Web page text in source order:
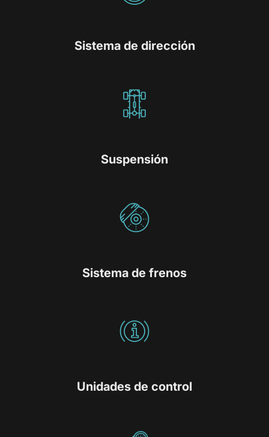
Sistema de dirección
Suspensión
Sistema de frenos
Unidades de control